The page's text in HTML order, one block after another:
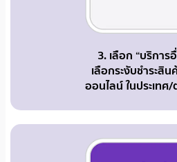
3. เลือก “บริการ
เลือกระงับชำระสิ
ออนไลน์ ในประเทศ/